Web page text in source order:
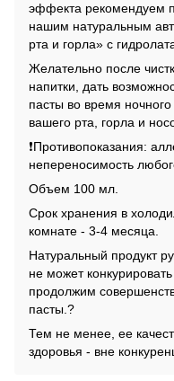
эффекта рекомендуем
нашим натуральным
рта и горла» с
Желательно после
напитки, дать
пасты во время
вашего рта, горла и
❗️Противопоказания:
непереносимость
Объем 100 мл.
Срок хранения в
комнате - 3-4 месяца.
Натуральный продукт
не может
продолжим
пасты.?
Тем не менее, ее
здоровья - вне